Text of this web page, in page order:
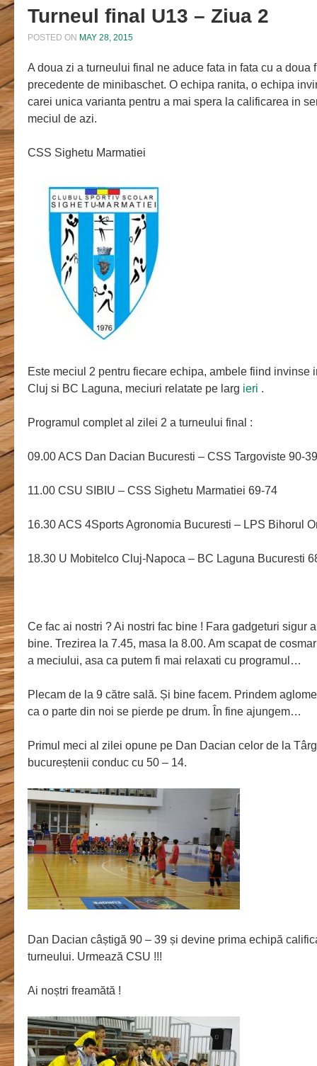
Turneul final U13 – Ziua 2
POSTED ON MAY 28, 2015
A doua zi a turneului final ne aduce fata in fata cu a doua
precedente de minibaschet. O echipa ranita, o echipa
carei unica varianta pentru a mai spera la calificarea in
meciul de azi.
CSS Sighetu Marmatiei
Este meciul 2 pentru fiecare echipa, ambele fiind invinse
Cluj si BC Laguna, meciuri relatate pe larg ieri .
Programul complet al zilei 2 a turneului final :
09.00 ACS Dan Dacian Bucuresti – CSS Targoviste 90-39
11.00 CSU SIBIU – CSS Sighetu Marmatiei 69-74
16.30 ACS 4Sports Agronomia Bucuresti – LPS Bihorul
18.30 U Mobitelco Cluj-Napoca – BC Laguna Bucuresti
Ce fac ai nostri ? Ai nostri fac bine ! Fara gadgeturi sigur
bine. Trezirea la 7.45, masa la 8.00. Am scapat de
a meciului, asa ca putem fi mai relaxati cu programul…
Plecam de la 9 către sală. Și bine facem. Prindem
ca o parte din noi se pierde pe drum. În fine ajungem…
Primul meci al zilei opune pe Dan Dacian celor de la
bucureștenii conduc cu 50 – 14.
Dan Dacian câștigă 90 – 39 și devine prima echipă
turneului. Urmează CSU !!!
Ai noștri freamătă !